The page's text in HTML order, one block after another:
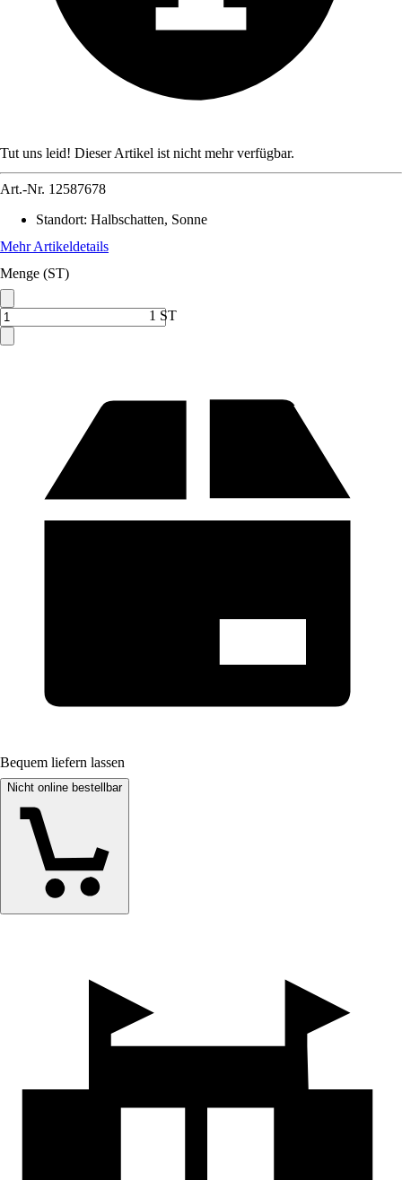
Tut uns leid! Dieser Artikel ist nicht mehr verfügbar.
Art.-Nr. 12587678
Standort: Halbschatten, Sonne
Mehr Artikeldetails
Menge (ST)
1 ST
Bequem liefern lassen
Nicht online bestellbar